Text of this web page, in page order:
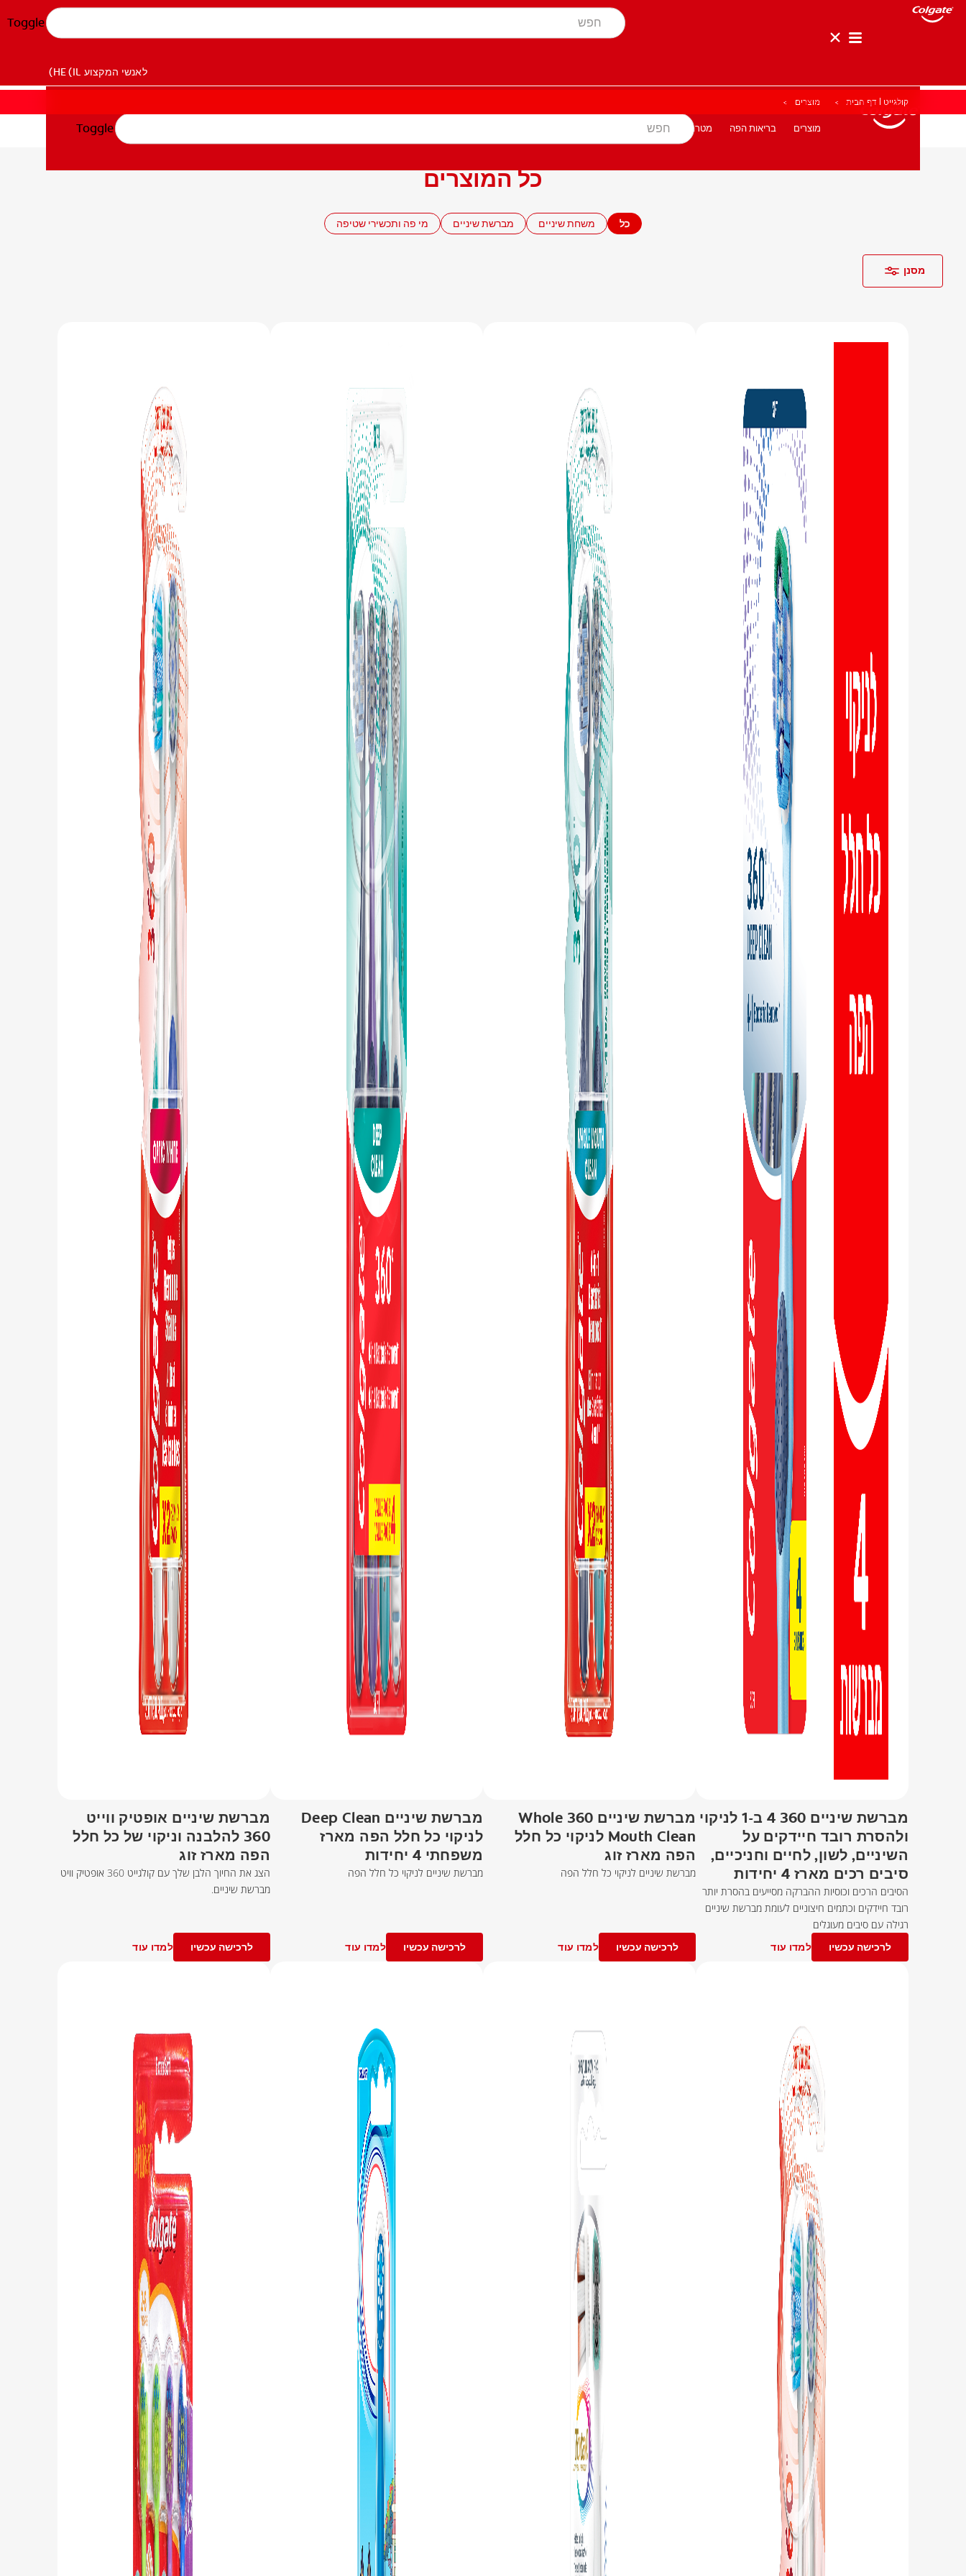
Toggle
מוצרים בריאות הפה מטרה
לאנשי המקצוע HE (IL)
מוצרים בריאות הפה מטרה Toggle
קולגייט | דף הבית מוצרים
כל המוצרים
כל משחת שיניים מברשת שיניים מי פה ותכשירי שטיפה
מסנן
מברשת שיניים 360 4 ב-1 לניקוי
ולהסרת רובד חיידקים על
השיניים, לשון, לחיים וחניכיים,
סיבים רכים מארז 4 יחידות
הסיבים הרכים וכוסיות ההברקה מסייעים בהסרת יותר
רובד חיידקים וכתמים חיצוניים לעומת מברשת שיניים
רגילה עם סיבים מעוגלים
לרכישה עכשיו למדו עוד
מברשת שיניים 360 Whole
Mouth Clean לניקוי כל חלל
הפה מארז זוג
מברשת שיניים לניקוי כל חלל הפה
לרכישה עכשיו למדו עוד
מברשת שיניים Deep Clean
לניקוי כל חלל הפה מארז
משפחתי 4 יחידות
מברשת שיניים לניקוי כל חלל הפה
לרכישה עכשיו למדו עוד
מברשת שיניים אופטיק ווייט
360 להלבנה וניקוי של כל חלל
הפה מארז זוג
הצג את החיוך הלבן שלך עם קולגייט 360 אופטיק וויט
מברשת שיניים.
לרכישה עכשיו למדו עוד